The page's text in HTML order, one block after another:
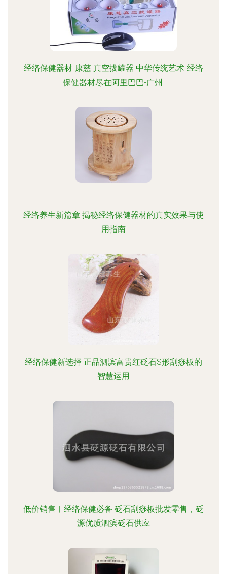
经络保健器材-康慈 真空拔罐器 中华传统艺术-经络
保健器材尽在阿里巴巴-广州.
经络养生新篇章 揭秘经络保健器材的真实效果与使
用指南
经络保健新选择 正品泗滨富贵红砭石S形刮痧板的
智慧运用
低价销售︱经络保健必备 砭石刮痧板批发零售，砭
源优质泗滨砭石供应